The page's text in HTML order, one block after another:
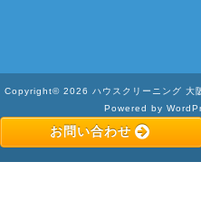
Copyright© 2026 ハウスクリーニング 大
Powered by
お問い合わせ